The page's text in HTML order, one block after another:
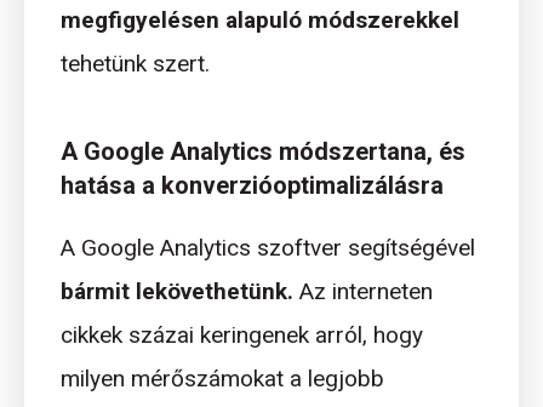
megfigyelésen alapuló módszerekkel
tehetünk szert.
A Google Analytics módszertana, és
hatása a konverzióoptimalizálásra
A Google Analytics szoftver segítségével
bármit lekövethetünk. Az interneten
cikkek százai keringenek arról, hogy
milyen mérőszámokat a legjobb